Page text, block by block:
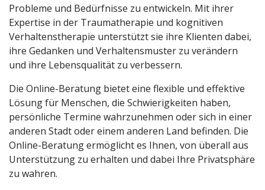
Probleme und Bedürfnisse zu entwickeln. Mit ihrer
Expertise in der Traumatherapie und kognitiven
Verhaltenstherapie unterstützt sie ihre Klienten dabei,
ihre Gedanken und Verhaltensmuster zu verändern
und ihre Lebensqualität zu verbessern.
Die Online-Beratung bietet eine flexible und effektive
Lösung für Menschen, die Schwierigkeiten haben,
persönliche Termine wahrzunehmen oder sich in einer
anderen Stadt oder einem anderen Land befinden. Die
Online-Beratung ermöglicht es Ihnen, von überall aus
Unterstützung zu erhalten und dabei Ihre Privatsphäre
zu wahren.